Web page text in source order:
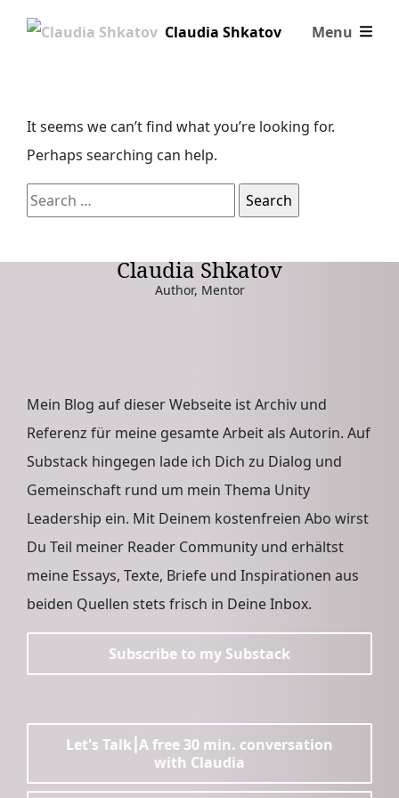
Skip to content
Claudia Shkatov
Menu
It seems we can’t find what you’re looking for.
Perhaps searching can help.
S
e
a
r
Claudia Shkatov
Author, Mentor
Mein Blog auf dieser Webseite ist Archiv und
Referenz für meine gesamte Arbeit als Autorin. Auf
Substack hingegen lade ich Dich zu Dialog und
Gemeinschaft rund um mein Thema Unity
Leadership ein. Mit Deinem kostenfreien Abo wirst
Du Teil meiner Reader Community und erhältst
meine Essays, Texte, Briefe und Inspirationen aus
beiden Quellen stets frisch in Deine Inbox.
Subscribe to my Substack
Let's Talk⎮A free 30 min. conversation
with Claudia